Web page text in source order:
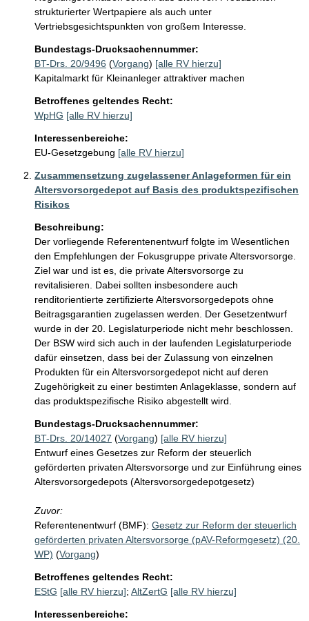
strukturierter Wertpapiere als auch unter
Vertriebsgesichtspunkten von großem Interesse.
Bundestags-Drucksachennummer:
BT-Drs. 20/9496 (Vorgang) [alle RV hierzu]
Kapitalmarkt für Kleinanleger attraktiver machen
Betroffenes geltendes Recht:
WpHG [alle RV hierzu]
Interessenbereiche:
EU-Gesetzgebung [alle RV hierzu]
Zusammensetzung zugelassener Anlageformen für ein
Altersvorsorgedepot auf Basis des produktspezifischen
Risikos
Beschreibung:
Der vorliegende Referentenentwurf folgte im Wesentlichen
den Empfehlungen der Fokusgruppe private Altersvorsorge.
Ziel war und ist es, die private Altersvorsorge zu
revitalisieren. Dabei sollten insbesondere auch
renditorientierte zertifizierte Altersvorsorgedepots ohne
Beitragsgarantien zugelassen werden. Der Gesetzentwurf
wurde in der 20. Legislaturperiode nicht mehr beschlossen.
Der BSW wird sich auch in der laufenden Legislaturperiode
dafür einsetzen, dass bei der Zulassung von einzelnen
Produkten für ein Altersvorsorgedepot nicht auf deren
Zugehörigkeit zu einer bestimten Anlageklasse, sondern auf
das produktspezifische Risiko abgestellt wird.
Bundestags-Drucksachennummer:
BT-Drs. 20/14027 (Vorgang) [alle RV hierzu]
Entwurf eines Gesetzes zur Reform der steuerlich
geförderten privaten Altersvorsorge und zur Einführung eines
Altersvorsorgedepots (Altersvorsorgedepotgesetz)
Zuvor:
Referentenentwurf (BMF): Gesetz zur Reform der steuerlich
geförderten privaten Altersvorsorge (pAV-Reformgesetz) (20.
WP) (Vorgang)
Betroffenes geltendes Recht:
EStG [alle RV hierzu]; AltZertG [alle RV hierzu]
Interessenbereiche: